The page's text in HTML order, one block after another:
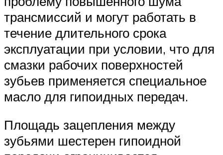
трансмиссий и могут работать в
течение длительного срока
эксплуатации при условии, что для
смазки рабочих поверхностей
зубьев применяется специальное
масло для гипоидных передач.
Площадь зацепления между
зубьями шестерен гипоидной